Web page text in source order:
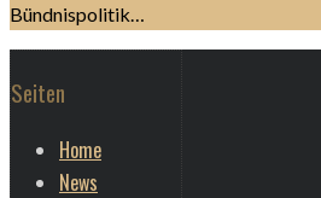
Bündnispolitik…
Seiten
Home
News